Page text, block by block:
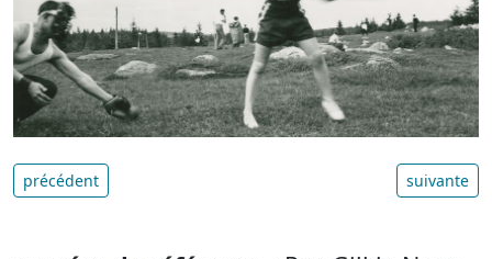
précédent suivante